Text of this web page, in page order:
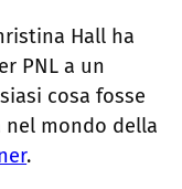
Hall ha
PNL a un
cosa fosse
mondo della
.